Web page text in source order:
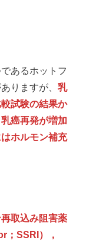
あるホットフ
りますが、乳
試験の結果か
癌再発が増加
ホルモン補充
取込み阻害薬
；SSRI），